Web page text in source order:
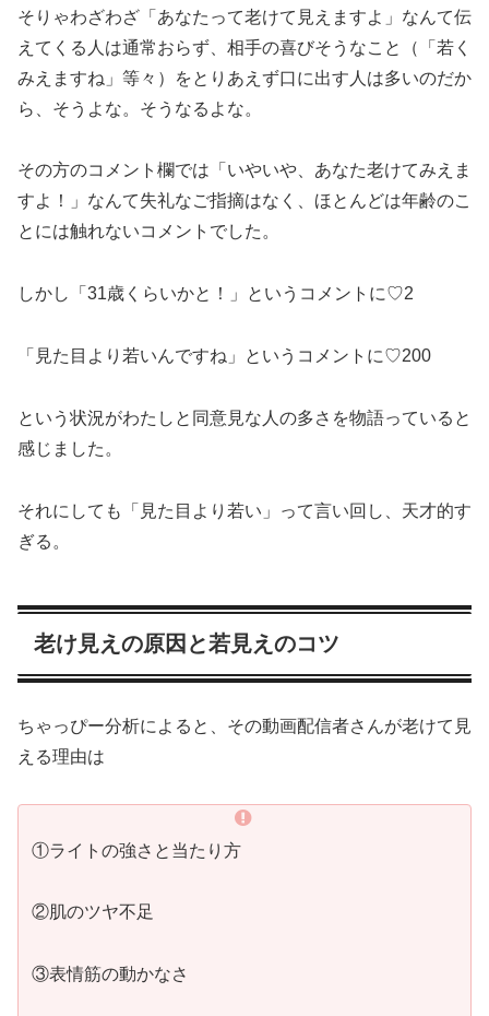
そりゃわざわざ「あなたって老けて見えますよ」なんて伝
えてくる人は通常おらず、相手の喜びそうなこと（「若く
みえますね」等々）をとりあえず口に出す人は多いのだか
ら、そうよな。そうなるよな。
その方のコメント欄では「いやいや、あなた老けてみえま
すよ！」なんて失礼なご指摘はなく、ほとんどは年齢のこ
とには触れないコメントでした。
しかし「31歳くらいかと！」というコメントに♡2
「見た目より若いんですね」というコメントに♡200
という状況がわたしと同意見な人の多さを物語っていると
感じました。
それにしても「見た目より若い」って言い回し、天才的す
ぎる。
老け見えの原因と若見えのコツ
ちゃっぴー分析によると、その動画配信者さんが老けて見
える理由は
①ライトの強さと当たり方
②肌のツヤ不足
③表情筋の動かなさ